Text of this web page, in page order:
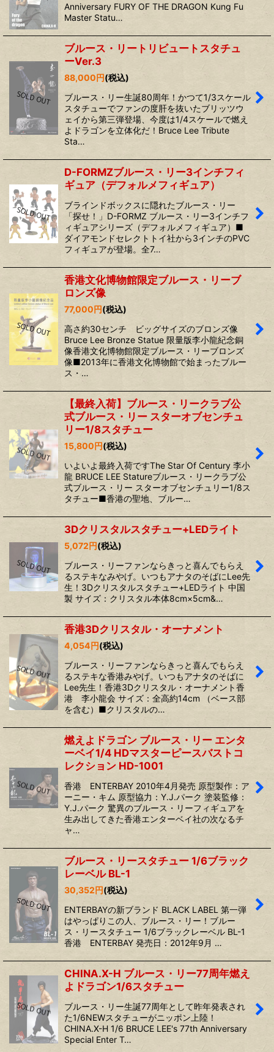
Anniversary FURY OF THE DRAGON Kung Fu
Master Statu…
ブルース・リートリビュートスタチュ
ーVer.3
88,000円(税込)
ブルース・リー生誕80周年！かつて1/3スケール
スタチューでファンの度肝を抜いたブリッツウ
ェイから第三弾登場、今度は1/4スケールで燃え
よドラゴンを立体化だ！Bruce Lee Tribute
Sta…
D-FORMZブルース・リー3インチフィ
ギュア（デフォルメフィギュア）
ブラインドボックスに隠れたブルース・リー
「探せ！」D-FORMZ ブルース・リー3インチフ
ィギュアシリーズ（デフォルメフィギュア）■
ダイアモンドセレクトトイ社から3インチのPVC
フィギュアが登場。全7…
香港文化博物館限定ブルース・リーブ
ロンズ像
77,000円(税込)
高さ約30センチ ビッグサイズのブロンズ像
Bruce Lee Bronze Statue 限量版李小龍紀念銅
像香港文化博物館限定ブルース・リーブロンズ
像■2013年に香港文化博物館で始まったブルー
ス・…
【最終入荷】ブルース・リークラブ公
式ブルース・リー スターオブセンチュ
リー1/8スタチュー
15,800円(税込)
いよいよ最終入荷ですThe Star Of Century 李小
龍 BRUCE LEE Statureブルース・リークラブ公
式ブルース・リー スターオブセンチュリー1/8ス
タチュー■香港の聖地、ブルー…
3Dクリスタルスタチュー+LEDライト
5,072円(税込)
ブルース・リーファンならきっと喜んでもらえ
るステキなみやげ。いつもアナタのそばにLee先
生！3Dクリスタルスタチュー+LEDライト 中国
製 サイズ：クリスタル本体8cm×5cm&…
香港3Dクリスタル・オーナメント
4,054円(税込)
ブルース・リーファンならきっと喜んでもらえ
るステキな香港みやげ。いつもアナタのそばに
Lee先生！香港3Dクリスタル・オーナメント香
港 李小龍会 サイズ：全高約14cm （ベース部
を含む）■クリスタルの…
燃えよドラゴン ブルース・リー エンタ
ーベイ1/4 HDマスターピースバストコ
レクション HD-1001
香港 ENTERBAY 2010年4月発売 原型製作：ア
ーニー・キム 原型協力：Y.J.パーク 塗装監修：
Y.J.パーク 驚異のブルース・リーフィギュアを
生み出してきた香港エンターベイ社の次なるチ
ャ…
ブルース・リースタチュー 1/6ブラック
レーベル BL-1
30,352円(税込)
ENTERBAYの新ブランド BLACK LABEL 第一弾
はやっぱりこの人、ブルース・リー！ブルー
ス・リースタチュー 1/6ブラックレーベル BL-1
香港 ENTERBAY 発売日：2012年9月 …
CHINA.X-H ブルース・リー77周年燃え
よドラゴン1/6スタチュー
ブルース・リー生誕77周年として昨年発表され
た1/6NEWスタチューがニッポン上陸！
CHINA.X-H 1/6 BRUCE LEE's 77th Anniversary
Special Enter T…